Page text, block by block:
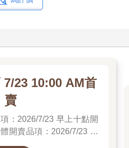
賣
：2026/7/23 早上十點開
開賣品項：2026/7/23 早